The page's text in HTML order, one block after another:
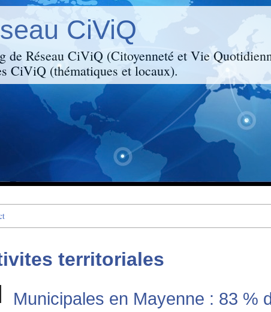
CiViQ
de Réseau CiViQ (Citoyenneté et Vie
CiViQ (thématiques et locaux).
territoriales
Municipales en Mayenne : 83 %